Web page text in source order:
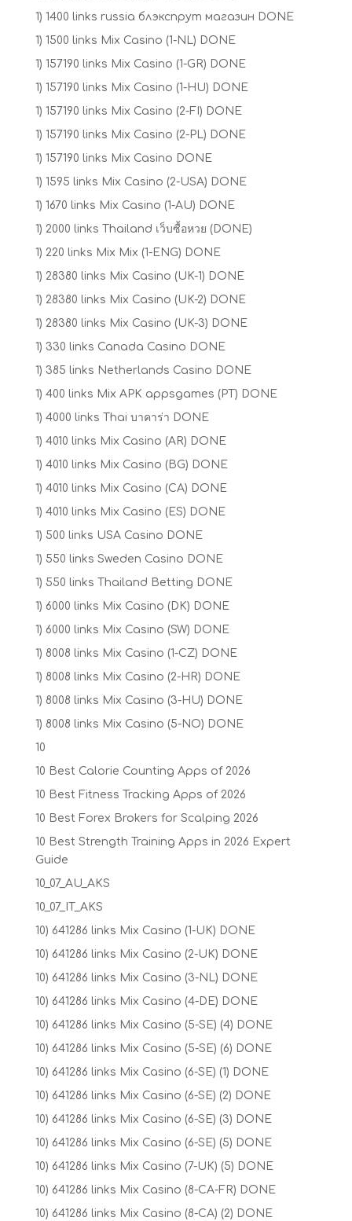
1) 1400 links russia блэкспрут магазин DONE
1) 1500 links Mix Casino (1-NL) DONE
1) 157190 links Mix Casino (1-GR) DONE
1) 157190 links Mix Casino (1-HU) DONE
1) 157190 links Mix Casino (2-FI) DONE
1) 157190 links Mix Casino (2-PL) DONE
1) 157190 links Mix Casino DONE
1) 1595 links Mix Casino (2-USA) DONE
1) 1670 links Mix Casino (1-AU) DONE
1) 2000 links Thailand เว็บซื้อหวย (DONE)
1) 220 links Mix Mix (1-ENG) DONE
1) 28380 links Mix Casino (UK-1) DONE
1) 28380 links Mix Casino (UK-2) DONE
1) 28380 links Mix Casino (UK-3) DONE
1) 330 links Canada Casino DONE
1) 385 links Netherlands Casino DONE
1) 400 links Mix APK appsgames (PT) DONE
1) 4000 links Thai บาคาร่า DONE
1) 4010 links Mix Casino (AR) DONE
1) 4010 links Mix Casino (BG) DONE
1) 4010 links Mix Casino (CA) DONE
1) 4010 links Mix Casino (ES) DONE
1) 500 links USA Casino DONE
1) 550 links Sweden Casino DONE
1) 550 links Thailand Betting DONE
1) 6000 links Mix Casino (DK) DONE
1) 6000 links Mix Casino (SW) DONE
1) 8008 links Mix Casino (1-CZ) DONE
1) 8008 links Mix Casino (2-HR) DONE
1) 8008 links Mix Casino (3-HU) DONE
1) 8008 links Mix Casino (5-NO) DONE
10
10 Best Calorie Counting Apps of 2026
10 Best Fitness Tracking Apps of 2026
10 Best Forex Brokers for Scalping 2026
10 Best Strength Training Apps in 2026 Expert
Guide
10_07_AU_AKS
10_07_IT_AKS
10) 641286 links Mix Casino (1-UK) DONE
10) 641286 links Mix Casino (2-UK) DONE
10) 641286 links Mix Casino (3-NL) DONE
10) 641286 links Mix Casino (4-DE) DONE
10) 641286 links Mix Casino (5-SE) (4) DONE
10) 641286 links Mix Casino (5-SE) (6) DONE
10) 641286 links Mix Casino (6-SE) (1) DONE
10) 641286 links Mix Casino (6-SE) (2) DONE
10) 641286 links Mix Casino (6-SE) (3) DONE
10) 641286 links Mix Casino (6-SE) (5) DONE
10) 641286 links Mix Casino (7-UK) (5) DONE
10) 641286 links Mix Casino (8-CA-FR) DONE
10) 641286 links Mix Casino (8-CA) (2) DONE